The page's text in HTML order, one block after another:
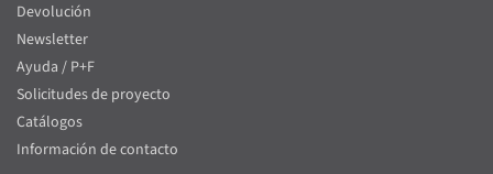
Devolución
Newsletter
Ayuda / P+F
Solicitudes de proyecto
Catálogos
Información de contacto